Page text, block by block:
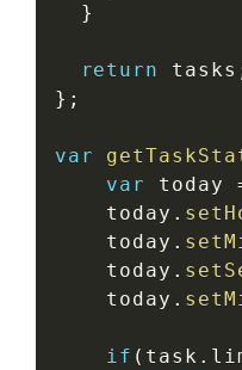
}
return tasks
} ;
var
var
today
    today
.
    today
.
    today
.
    today
.
if ( task .